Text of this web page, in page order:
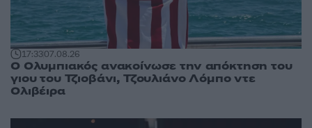
17:3307.08.26
Ο Ολυμπιακός ανακοίνωσε την απόκτηση του
γιου του Τζιοβάνι, Τζουλιάνο Λόμπο ντε
Ολιβέιρα